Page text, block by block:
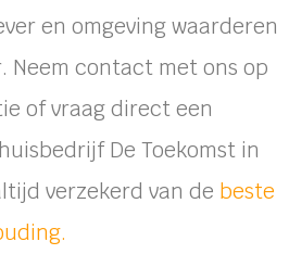
en omgeving waarderen
Neem contact met ons op
of vraag direct een
De Toekomst in
verzekerd van de beste